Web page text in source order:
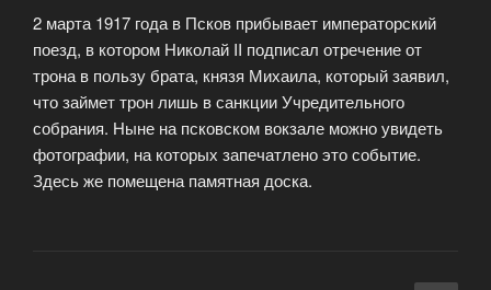
2 марта 1917 года в Псков прибывает императорский
поезд, в котором Николай II подписал отречение от
трона в пользу брата, князя Михаила, который заявил,
что займет трон лишь в санкции Учредительного
собрания. Ныне на псковском вокзале можно увидеть
фотографии, на которых запечатлено это событие.
Здесь же помещена памятная доска.